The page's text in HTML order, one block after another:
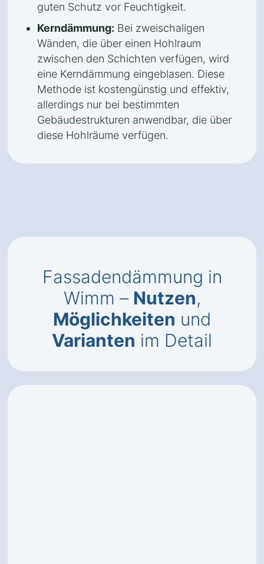
guten Schutz vor Feuchtigkeit.
Kerndämmung: Bei zweischaligen
Wänden, die über einen Hohlraum
zwischen den Schichten verfügen, wird
eine Kerndämmung eingeblasen. Diese
Methode ist kostengünstig und effektiv,
allerdings nur bei bestimmten
Gebäudestrukturen anwendbar, die über
diese Hohlräume verfügen.
Fassadendämmung in
Wimm – Nutzen,
Möglichkeiten und
Varianten im Detail